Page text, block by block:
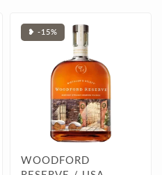
❥ -15%
WOODFORD